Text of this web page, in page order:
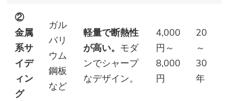
②
金属
系サ
イデ
ィン
グ
ガル
バリ
ウム
鋼板
など
軽量で断熱性
が高い。 モダ
ンでシャープ
なデザイン。
4,000
円～
8,000
円
20
～
30
年